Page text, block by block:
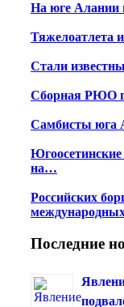
На юге
Тяжелоатлета
Стали
Сборная РЮО
Самбисты юга
на…
Российских
Последние